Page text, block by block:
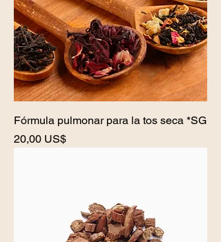
Fórmula pulmonar para la tos seca *SG
Precio
20,00 US$